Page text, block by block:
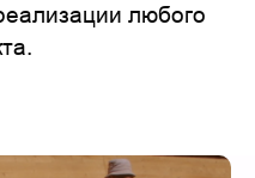
любого